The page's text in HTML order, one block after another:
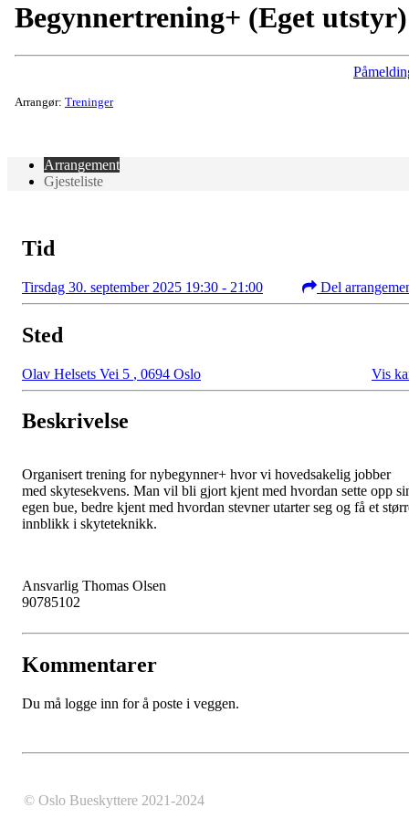
Begynnertrening+ (Eget utstyr)
Arrangør: Treninger
Arrangement
Gjesteliste
Tid
Tirsdag 30. september 2025 19:30 - 21:00 Del
Sted
Olav Helsets Vei 5 , 0694 Oslo Vis
Beskrivelse
Organisert trening for nybegynner+ hvor vi hovedsakelig jobber
med skytesekvens. Man vil bli gjort kjent med hvordan sette opp
egen bue, bedre kjent med hvordan stevner utarter seg og få et
innblikk i skyteteknikk.
Ansvarlig Thomas Olsen
90785102
Kommentarer
Du må logge inn for å poste i veggen.
© Oslo Bueskyttere 2021-2024